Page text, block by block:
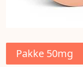
Pakke 50mg